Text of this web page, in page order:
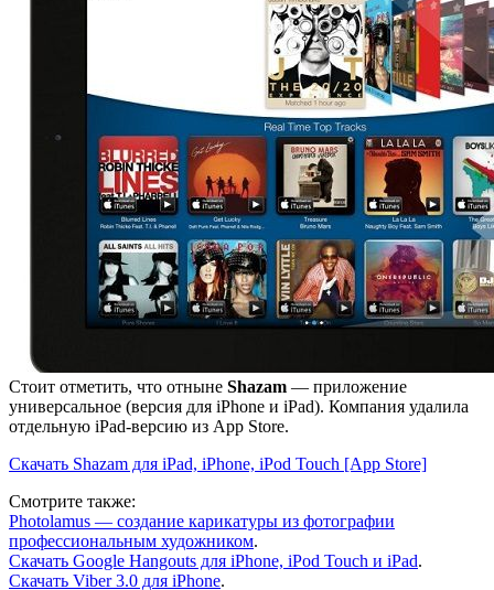
Стоит отметить, что отныне Shazam — приложение
универсальное (версия для iPhone и iPad). Компания удалила
отдельную iPad-версию из App Store.
Скачать Shazam для iPad, iPhone, iPod Touch [App Store]
Смотрите также:
Photolamus — создание карикатуры из фотографии
профессиональным художником.
Скачать Google Hangouts для iPhone, iPod Touch и iPad.
Скачать Viber 3.0 для iPhone.